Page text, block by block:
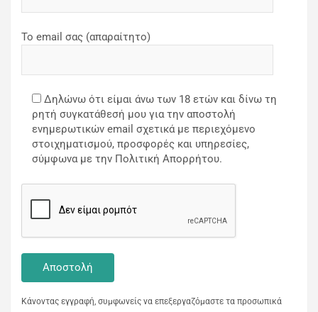
Το email σας (απαραίτητο)
Δηλώνω ότι είμαι άνω των 18 ετών και δίνω τη
ρητή συγκατάθεσή μου για την αποστολή
ενημερωτικών email σχετικά με περιεχόμενο
στοιχηματισμού, προσφορές και υπηρεσίες,
σύμφωνα με την Πολιτική Απορρήτου.
Κάνοντας εγγραφή, συμφωνείς να επεξεργαζόμαστε τα προσωπικά